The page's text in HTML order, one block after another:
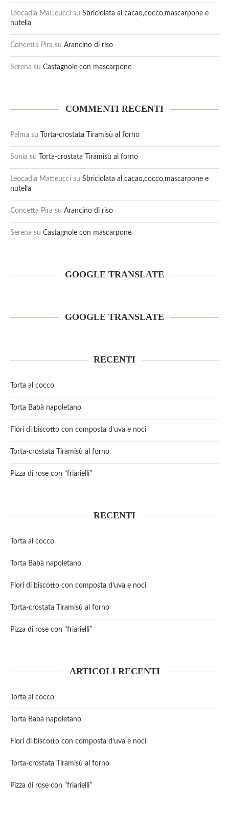
Leocadia Matteucci su Sbriciolata al cacao,cocco,mascarpone e
nutella
Concetta Pira su Arancino di riso
Serena su Castagnole con mascarpone
COMMENTI RECENTI
Palma su Torta-crostata Tiramisù al forno
Sonia su Torta-crostata Tiramisù al forno
Leocadia Matteucci su Sbriciolata al cacao,cocco,mascarpone e
nutella
Concetta Pira su Arancino di riso
Serena su Castagnole con mascarpone
GOOGLE TRANSLATE
GOOGLE TRANSLATE
RECENTI
Torta al cocco
Torta Babà napoletano
Fiori di biscotto con composta d’uva e noci
Torta-crostata Tiramisù al forno
Pizza di rose con “friarielli”
RECENTI
Torta al cocco
Torta Babà napoletano
Fiori di biscotto con composta d’uva e noci
Torta-crostata Tiramisù al forno
Pizza di rose con “friarielli”
ARTICOLI RECENTI
Torta al cocco
Torta Babà napoletano
Fiori di biscotto con composta d’uva e noci
Torta-crostata Tiramisù al forno
Pizza di rose con “friarielli”